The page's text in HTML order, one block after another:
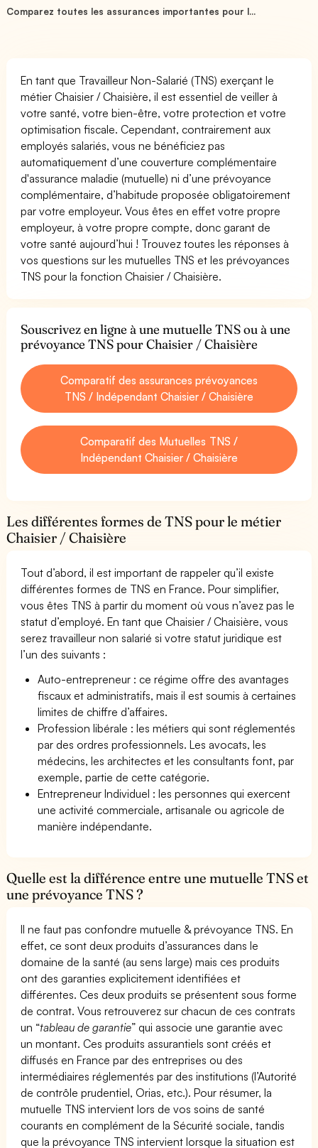
Comparez toutes les assurances importantes pour l...
En tant que Travailleur Non-Salarié (TNS) exerçant le
métier Chaisier / Chaisière, il est essentiel de veiller à
votre santé, votre bien-être, votre protection et votre
optimisation fiscale. Cependant, contrairement aux
employés salariés, vous ne bénéficiez pas
automatiquement d’une couverture complémentaire
d'assurance maladie (mutuelle) ni d’une prévoyance
complémentaire, d’habitude proposée obligatoirement
par votre employeur. Vous êtes en effet votre propre
employeur, à votre propre compte, donc garant de
votre santé aujourd’hui ! Trouvez toutes les réponses à
vos questions sur les mutuelles TNS et les prévoyances
TNS pour la fonction Chaisier / Chaisière.
Souscrivez en ligne à une mutuelle TNS ou à une
prévoyance TNS pour Chaisier / Chaisière
Comparatif des assurances prévoyances
TNS / Indépendant Chaisier / Chaisière
Comparatif des Mutuelles TNS /
Indépendant Chaisier / Chaisière
Les différentes formes de TNS pour le métier
Chaisier / Chaisière
Tout d’abord, il est important de rappeler qu’il existe
différentes formes de TNS en France. Pour simplifier,
vous êtes TNS à partir du moment où vous n’avez pas le
statut d’employé. En tant que Chaisier / Chaisière, vous
serez travailleur non salarié si votre statut juridique est
l’un des suivants :
Auto-entrepreneur : ce régime offre des avantages
fiscaux et administratifs, mais il est soumis à certaines
limites de chiffre d’affaires.
Profession libérale : les métiers qui sont réglementés
par des ordres professionnels. Les avocats, les
médecins, les architectes et les consultants font, par
exemple, partie de cette catégorie.
Entrepreneur Individuel : les personnes qui exercent
une activité commerciale, artisanale ou agricole de
manière indépendante.
Quelle est la différence entre une mutuelle TNS et
une prévoyance TNS ?
Il ne faut pas confondre mutuelle & prévoyance TNS. En
effet, ce sont deux produits d’assurances dans le
domaine de la santé (au sens large) mais ces produits
ont des garanties explicitement identifiées et
différentes. Ces deux produits se présentent sous forme
de contrat. Vous retrouverez sur chacun de ces contrats
un “tableau de garantie” qui associe une garantie avec
un montant. Ces produits assurantiels sont créés et
diffusés en France par des entreprises ou des
intermédiaires réglementés par des institutions (l’Autorité
de contrôle prudentiel, Orias, etc.). Pour résumer, la
mutuelle TNS intervient lors de vos soins de santé
courants en complément de la Sécurité sociale, tandis
que la prévoyance TNS intervient lorsque la situation est